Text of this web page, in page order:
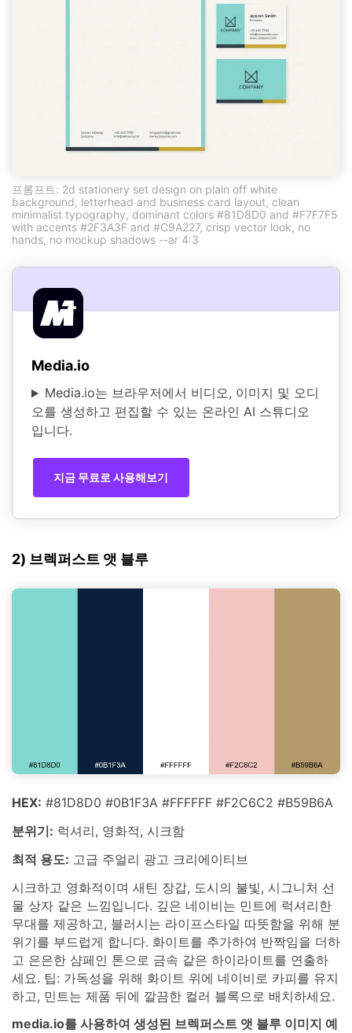
프롬프트: 2d stationery set design on plain off white
background, letterhead and business card layout, clean
minimalist typography, dominant colors #81D8D0 and #F7F7F5
with accents #2F3A3F and #C9A227, crisp vector look, no
hands, no mockup shadows --ar 4:3
Media.io
Media.io는 브라우저에서 비디오, 이미지 및 오디
오를 생성하고 편집할 수 있는 온라인 AI 스튜디오
입니다.
지금 무료로 사용해보기
2) 브렉퍼스트 앳 블루
HEX: #81D8D0 #0B1F3A #FFFFFF #F2C6C2 #B59B6A
분위기: 럭셔리, 영화적, 시크함
최적 용도: 고급 주얼리 광고 크리에이티브
시크하고 영화적이며 새틴 장갑, 도시의 불빛, 시그니처 선
물 상자 같은 느낌입니다. 깊은 네이비는 민트에 럭셔리한
무대를 제공하고, 블러시는 라이프스타일 따뜻함을 위해 분
위기를 부드럽게 합니다. 화이트를 추가하여 반짝임을 더하
고 은은한 샴페인 톤으로 금속 같은 하이라이트를 연출하
세요. 팁: 가독성을 위해 화이트 위에 네이비로 카피를 유지
하고, 민트는 제품 뒤에 깔끔한 컬러 블록으로 배치하세요.
media.io를 사용하여 생성된 브렉퍼스트 앳 블루 이미지 예